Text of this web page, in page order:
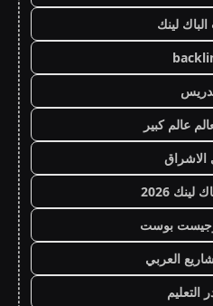
الباك لينك
عالم كبير
الاشراق
لينك 2026
وجيست بوست
العربي
التعليم